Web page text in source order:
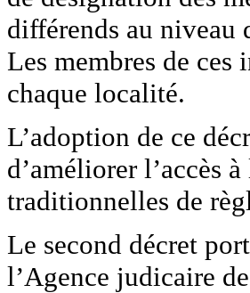
différends au niveau
Les membres de ces
chaque localité.
L’adoption de ce
d’améliorer l’accès
traditionnelles de
Le second décret
l’Agence judicaire